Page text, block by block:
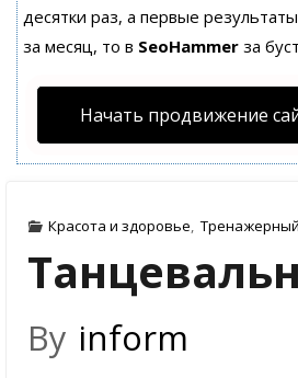
десятки раз, а первые
за месяц, то в SeoHammer за
Начать продвижение
Красота и здоровье,
By inform